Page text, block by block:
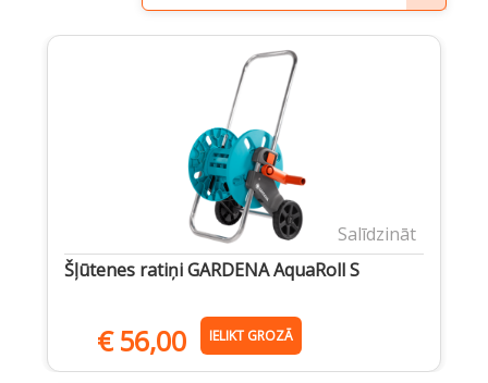
Salīdzināt
Šļūtenes ratiņi GARDENA AquaRoll S
€ 56,00 IELIKT GROZĀ